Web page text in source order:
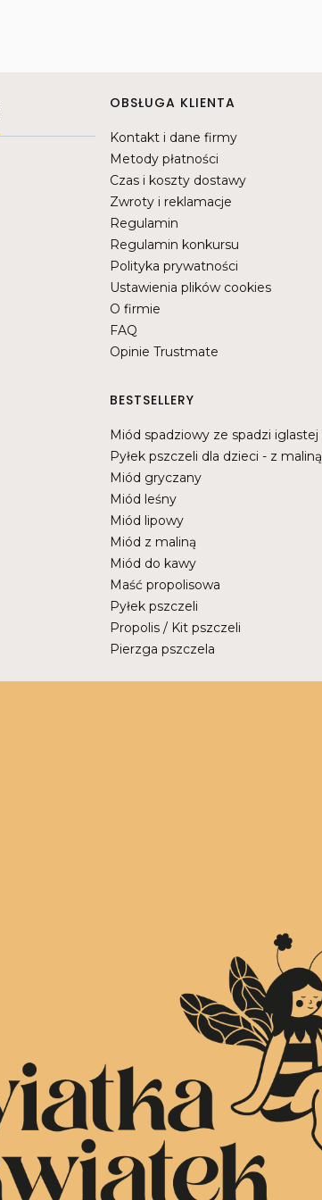
Linki w stopce
OBSŁUGA KLIENTA
Kontakt i dane firmy
Metody płatności
Czas i koszty dostawy
Zwroty i reklamacje
Regulamin
Regulamin konkursu
Polityka prywatności
Ustawienia plików cookies
O firmie
FAQ
Opinie Trustmate
BESTSELLERY
Miód spadziowy ze spadzi iglastej
Pyłek pszczeli dla dzieci - z maliną
Miód gryczany
Miód leśny
Miód lipowy
Miód z maliną
Miód do kawy
Maść propolisowa
Pyłek pszczeli
Propolis / Kit pszczeli
Pierzga pszczela